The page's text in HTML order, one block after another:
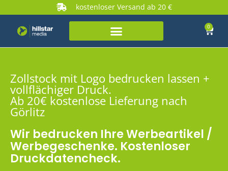
kostenloser Versand ab 20 €
0
Zollstock mit Logo bedrucken lassen +
vollflächiger Druck.
Ab 20€ kostenlose Lieferung nach
Görlitz
Wir bedrucken Ihre Werbeartikel /
Werbegeschenke. Kostenloser
Druckdatencheck.